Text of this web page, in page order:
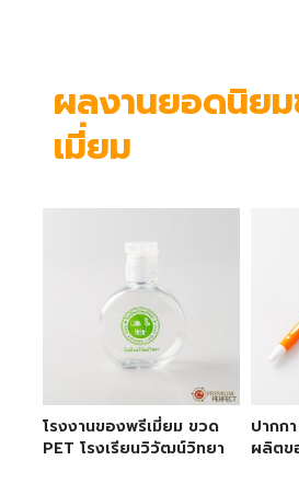
ผลงานยอดนิย
เมี่ยม
โรงงานของพรีเมี่ยม ขวด
PET โรงเรียนวิวัฒน์วิทยา
ปากก
ผลิตข